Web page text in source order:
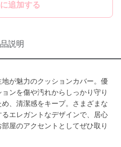
追加する
説明
地が魅力のクッションカバー。優
ンを傷や汚れからしっかり守り
、清潔感をキープ。さまざまな
エレガントなデザインで、居心
屋のアクセントとしてぜひ取り